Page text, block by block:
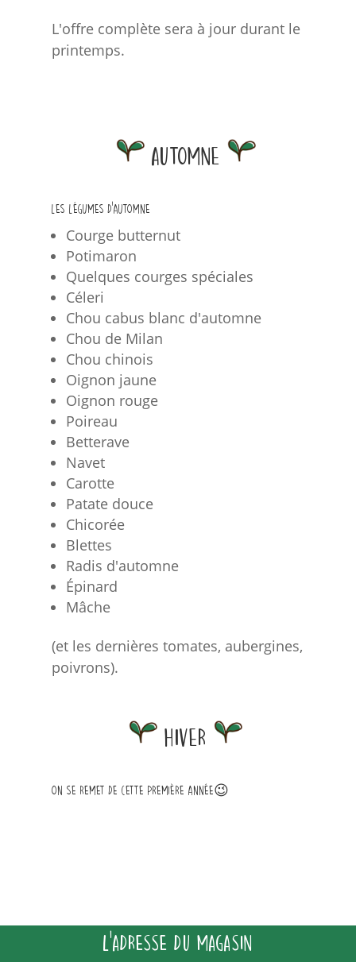
L'offre complète sera à jour durant le
printemps.
Automne
Les légumes d'automne
Courge butternut
Potimaron
Quelques courges spéciales
Céleri
Chou cabus blanc d'automne
Chou de Milan
Chou chinois
Oignon jaune
Oignon rouge
Poireau
Betterave
Navet
Carotte
Patate douce
Chicorée
Blettes
Radis d'automne
Épinard
Mâche
(et les dernières tomates, aubergines,
poivrons).
Hiver
On se remet de cette première année😉
L'adresse du magasin